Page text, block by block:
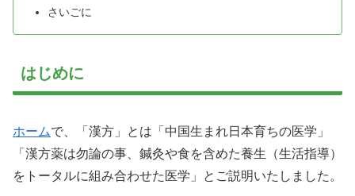
さいごに
はじめに
ホームで、「漢方」とは「中国生まれ日本育ちの医学」
「漢方薬は勿論の事、鍼灸や食を含めた養生（生活指導）
をトータルに組み合わせた医学」とご説明いたしました。